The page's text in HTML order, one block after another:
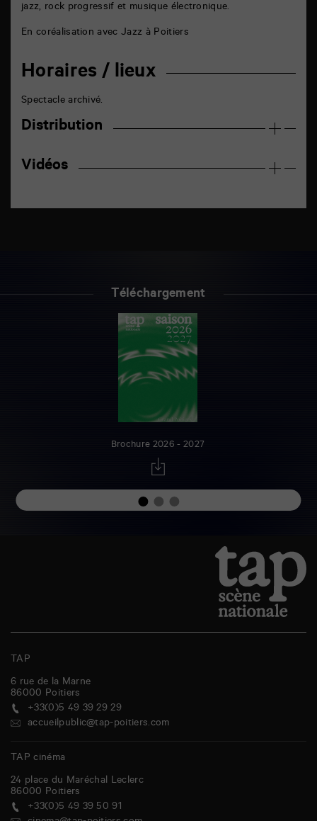
jazz, rock progressif et musique électronique.
En coréalisation avec Jazz à Poitiers
Horaires / lieux
Spectacle archivé.
Distribution
Vidéos
Téléchargement
Brochure 2026 - 2027
TAP
6 rue de la Marne
86000 Poitiers
+33(0)5 49 39 29 29
accueilpublic@tap-poitiers.com
TAP cinéma
24 place du Maréchal Leclerc
86000 Poitiers
+33(0)5 49 39 50 91